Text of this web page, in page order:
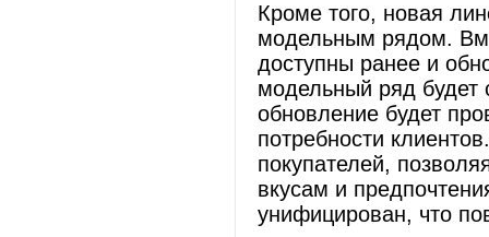
Кроме того, новая
модельным рядом.
доступны ранее и
модельный ряд будет
обновление будет
потребности
покупателей,
вкусам и
унифицирован, что